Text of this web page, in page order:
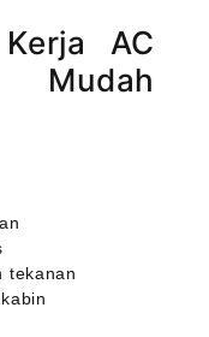
AC
Mudah
tekanan